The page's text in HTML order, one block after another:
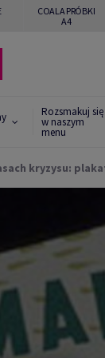
COALA PRÓBKI
A4
Rozsmakuj się
w naszym
menu
kryzysu: